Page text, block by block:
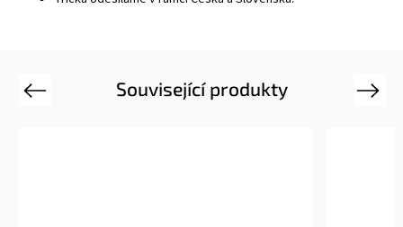
Související produkty
Previous Next